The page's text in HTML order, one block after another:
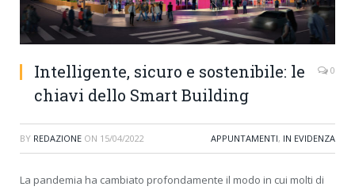
Intelligente, sicuro e sostenibile: le
chiavi dello Smart Building
0
BY REDAZIONE ON 15/04/2022 APPUNTAMENTI, IN EVIDENZA
La pandemia ha cambiato profondamente il modo in cui molti di